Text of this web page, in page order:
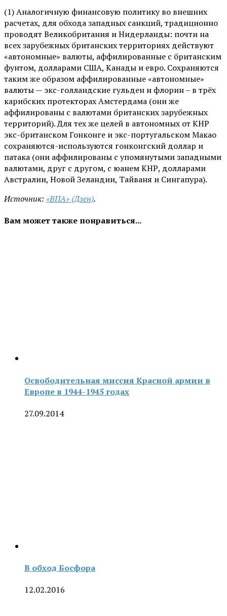
(1) Аналогичную финансовую политику во внешних
расчетах, для обхода западных санкций, традиционно
проводят Великобритания и Нидерланды: почти на
всех зарубежных британских территориях действуют
«автономные» валюты, аффилированные с британским
фунтом, долларами США, Канады и евро. Сохраняются
таким же образом аффилированные «автономные»
валюты — экс-голландские гульден и флорин – в трёх
карибских протекторах Амстердама (они же
аффилированы с валютами британских зарубежных
территорий). Для тех же целей в автономных от КНР
экс-британском Гонконге и экс-португальском Макао
сохраняются-используются гонконгский доллар и
патака (они аффилированы с упомянутыми западными
валютами, друг с другом, с юанем КНР, долларами
Австралии, Новой Зеландии, Тайваня и Сингапура).
Источник: «ВПА» (Дзен).
Вам может также понравиться...
Освободительная миссия Красной армии в
Европе в 1944-1945 годах
27.09.2014
В обход Босфора
12.02.2016